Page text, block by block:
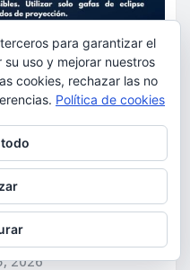
una
del eclipse
de agosto en
junto a
2026
para garantizar el
uso y mejorar nuestros
cookies, rechazar las no
Política de cookies
cómo gestionar las cookies,